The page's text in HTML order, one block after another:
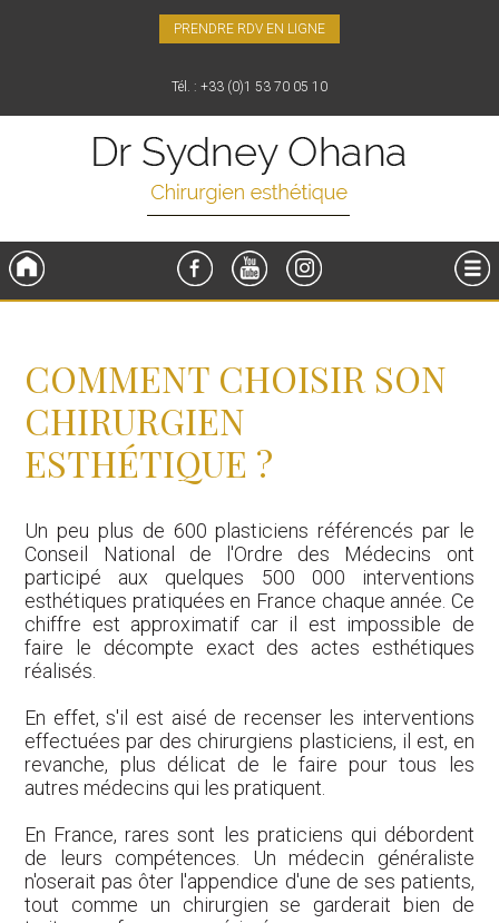
PRENDRE RDV EN LIGNE
Tél. : +33 (0)1 53 70 05 10
COMMENT CHOISIR SON
CHIRURGIEN
ESTHÉTIQUE ?
Un peu plus de 600 plasticiens référencés par le
Conseil National de l'Ordre des Médecins ont
participé aux quelques 500 000 interventions
esthétiques pratiquées en France chaque année. Ce
chiffre est approximatif car il est impossible de
faire le décompte exact des actes esthétiques
réalisés.
En effet, s'il est aisé de recenser les interventions
effectuées par des chirurgiens plasticiens, il est, en
revanche, plus délicat de le faire pour tous les
autres médecins qui les pratiquent.
En France, rares sont les praticiens qui débordent
de leurs compétences. Un médecin généraliste
n'oserait pas ôter l'appendice d'une de ses patients,
tout comme un chirurgien se garderait bien de